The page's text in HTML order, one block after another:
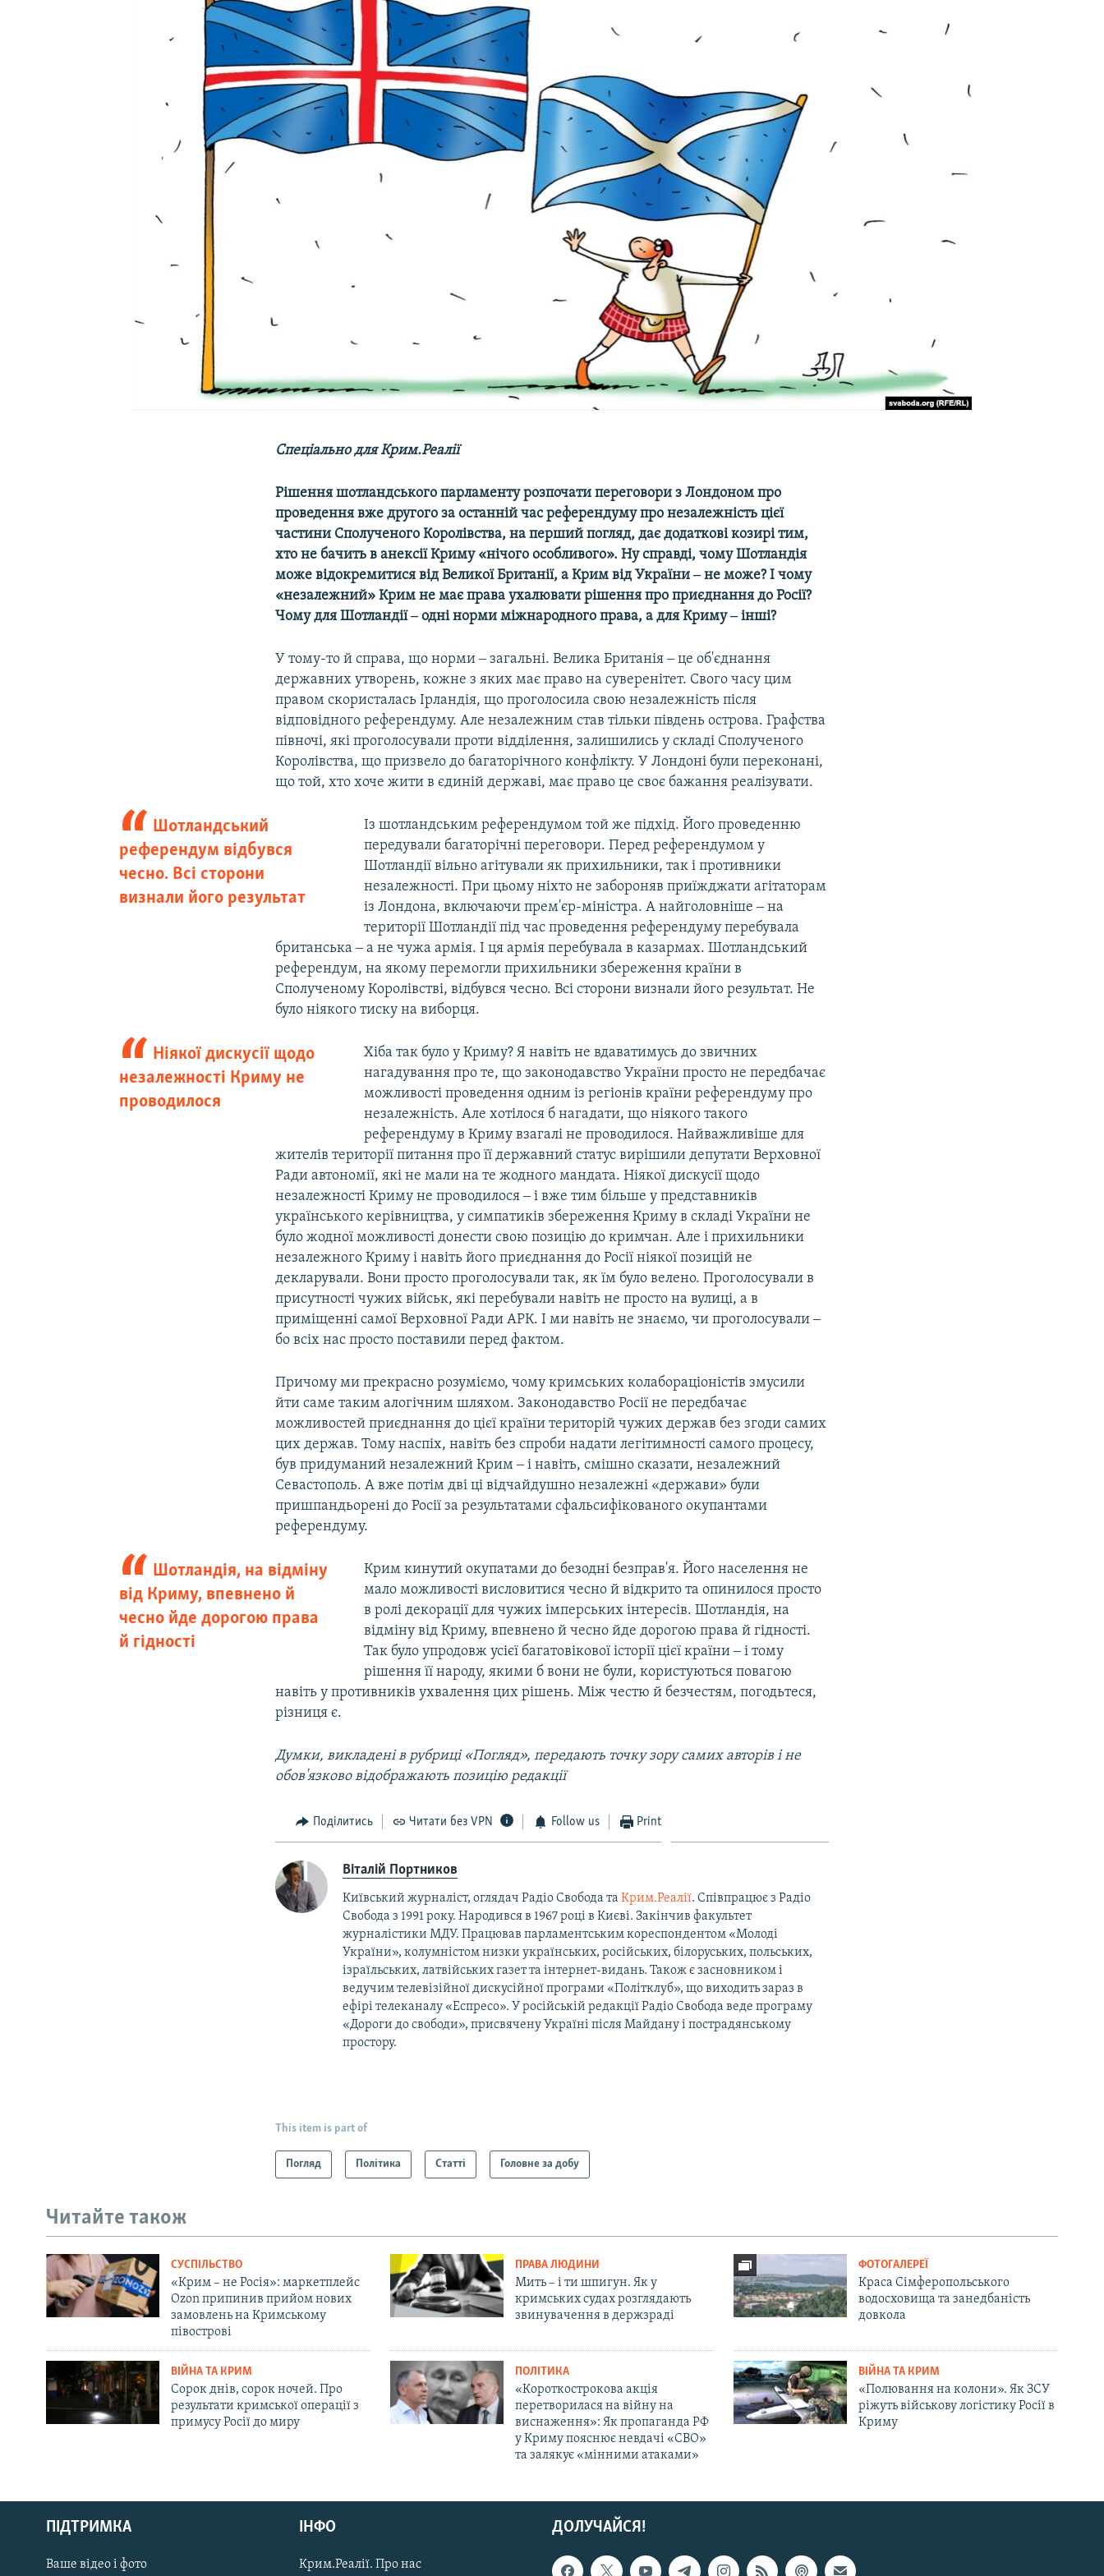
Русский
Qırımtatar
ДОЛУЧАЙСЯ!
Спеціально для Крим.Реалії
Рішення шотландського парламенту розпочати переговори з Лондоном про
проведення вже другого за останній час референдуму про незалежність цієї
частини Сполученого Королівства, на перший погляд, дає додаткові козирі тим,
хто не бачить в анексії Криму «нічого особливого». Ну справді, чому Шотландія
може відокремитися від Великої Британії, а Крим від України ‒ не може? І чому
«незалежний» Крим не має права ухалювати рішення про приєднання до Росії?
Чому для Шотландії ‒ одні норми міжнародного права, а для Криму ‒ інші?
У тому-то й справа, що норми ‒ загальні. Велика Британія ‒ це об'єднання
державних утворень, кожне з яких має право на суверенітет. Свого часу цим
правом скористалась Ірландія, що проголосила свою незалежність після
відповідного референдуму. Але незалежним став тільки південь острова. Графства
півночі, які проголосували проти відділення, залишились у складі Сполученого
Королівства, що призвело до багаторічного конфлікту. У Лондоні були переконані,
що той, хто хоче жити в єдиній державі, має право це своє бажання реалізувати.
Шотландський
референдум відбувся
чесно. Всі сторони
визнали його результат
Із шотландським референдумом той же підхід. Його проведенню
передували багаторічні переговори. Перед референдумом у
Шотландії вільно агітували як прихильники, так і противники
незалежності. При цьому ніхто не забороняв приїжджати агітаторам
із Лондона, включаючи прем'єр-міністра. А найголовніше ‒ на
території Шотландії під час проведення референдуму перебувала
британська ‒ а не чужа армія. І ця армія перебувала в казармах. Шотландський
референдум, на якому перемогли прихильники збереження країни в
Сполученому Королівстві, відбувся чесно. Всі сторони визнали його результат. Не
було ніякого тиску на виборця.
Ніякої дискусії щодо
незалежності Криму не
проводилося
Хіба так було у Криму? Я навіть не вдаватимусь до звичних
нагадування про те, що законодавство України просто не передбачає
можливості проведення одним із регіонів країни референдуму про
незалежність. Але хотілося б нагадати, що ніякого такого
референдуму в Криму взагалі не проводилося. Найважливіше для
жителів території питання про її державний статус вирішили депутати Верховної
Ради автономії, які не мали на те жодного мандата. Ніякої дискусії щодо
незалежності Криму не проводилося ‒ і вже тим більше у представників
українського керівництва, у симпатиків збереження Криму в складі України не
було жодної можливості донести свою позицію до кримчан. Але і прихильники
незалежного Криму і навіть його приєднання до Росії ніякої позицій не
декларували. Вони просто проголосували так, як їм було велено. Проголосували в
присутності чужих військ, які перебували навіть не просто на вулиці, а в
приміщенні самої Верховної Ради АРК. І ми навіть не знаємо, чи проголосували ‒
бо всіх нас просто поставили перед фактом.
Причому ми прекрасно розуміємо, чому кримських колабораціоністів змусили
йти саме таким алогічним шляхом. Законодавство Росії не передбачає
можливостей приєднання до цієї країни територій чужих держав без згоди самих
цих держав. Тому наспіх, навіть без спроби надати легітимності самого процесу,
був придуманий незалежний Крим ‒ і навіть, смішно сказати, незалежний
Севастополь. А вже потім дві ці відчайдушно незалежні «держави» були
пришпандьорені до Росії за результатами сфальсифікованого окупантами
референдуму.
Шотландія, на відміну
від Криму, впевнено й
чесно йде дорогою права
й гідності
Крим кинутий окупатами до безодні безправ'я. Його населення не
мало можливості висловитися чесно й відкрито та опинилося просто
в ролі декорації для чужих імперських інтересів. Шотландія, на
відміну від Криму, впевнено й чесно йде дорогою права й гідності.
Так було упродовж усієї багатовікової історії цієї країни ‒ і тому
рішення її народу, якими б вони не були, користуються повагою
навіть у противників ухвалення цих рішень. Між честю й безчестям, погодьтеся,
різниця є.
Думки, викладені в рубриці «Погляд», передають точку зору самих авторів і не
обов'язково відображають позицію редакції
Поділитись Читати без VPN Follow us Print
Віталій Портников
Київський журналіст, оглядач Радіо Свобода таКрим.Реалії. Співпрацює з Радіо
Свобода з 1991 року. Народився в 1967 році в Києві. Закінчив факультет
журналістики МДУ. Працював парламентським кореспондентом «Молоді
України», колумністом низки українських, російських, білоруських, польських,
ізраїльських, латвійських газет та інтернет-видань. Також є засновником і
ведучим телевізійної дискусійної програми «Політклуб», що виходить зараз в
ефірі телеканалу «Еспресо». У російській редакції Радіо Свобода веде програму
«Дороги до свободи», присвячену Україні після Майдану і пострадянському
простору.
This item is part of
Погляд Політика Статті Головне за добу
Читайте також
СУСПІЛЬСТВО
«Крим – не Росія»: маркетплейс
Ozon припинив прийом нових
замовлень на Кримському
півострові
ПРАВА ЛЮДИНИ
Мить – і ти шпигун. Як у
кримських судах розглядають
звинувачення в держзраді
ФОТОГАЛЕРЕЇ
Краса Сімферопольського
водосховища та занедбаність
довкола
ВІЙНА ТА КРИМ
Сорок днів, сорок ночей. Про
результати кримської операції з
примусу Росії до миру
ПОЛІТИКА
«Короткострокова акція
перетворилася на війну на
виснаження»: Як пропаганда РФ
у Криму пояснює невдачі «СВО»
та залякує «мінними атаками»
ВІЙНА ТА КРИМ
«Полювання на колони». Як ЗСУ
ріжуть військову логістику Росії в
Криму
ДОЛУЧАЙСЯ!
ПІДТРИМКА
Ваше відео і фото
ІНФО
Крим.Реалії. Про нас